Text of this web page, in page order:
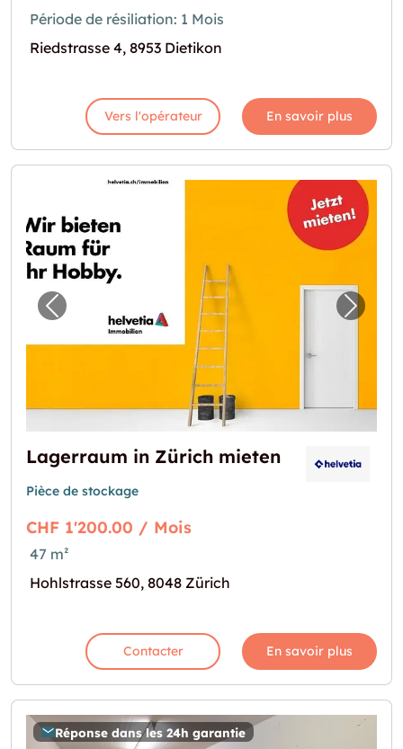
Période de résiliation: 1 Mois
Riedstrasse 4, 8953 Dietikon
Vers l'opérateur En savoir plus
Image précédente pour "Lagerraum in
Lagerraum in Zürich mieten
Pièce de stockage
CHF 1'200.00 / Mois
47 m²
Hohlstrasse 560, 8048 Zürich
Contacter En savoir plus
Réponse dans les 24h garantie